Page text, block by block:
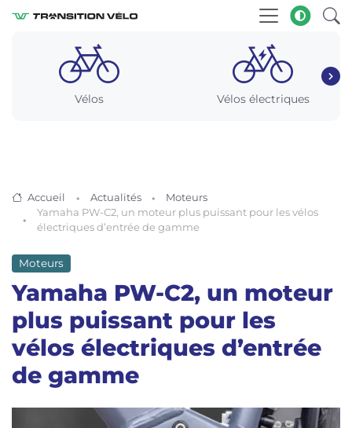
Vélos Vélos électriques
Accueil Actualités
Moteurs
Yamaha PW-C2, un moteur plus puissant pour les vélos
électriques d’entrée de gamme
Moteurs
Yamaha PW-C2, un moteur
plus puissant pour les
vélos électriques d’entrée
de gamme